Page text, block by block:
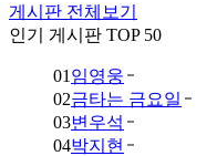
게시판 전체보기
인기 게시판 TOP 50
01 임영웅
02금타는 금요일
03변우석
04박지현